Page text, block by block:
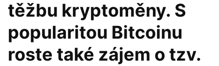
těžbu kryptoměny. S
popularitou Bitcoinu
roste také zájem o tzv.